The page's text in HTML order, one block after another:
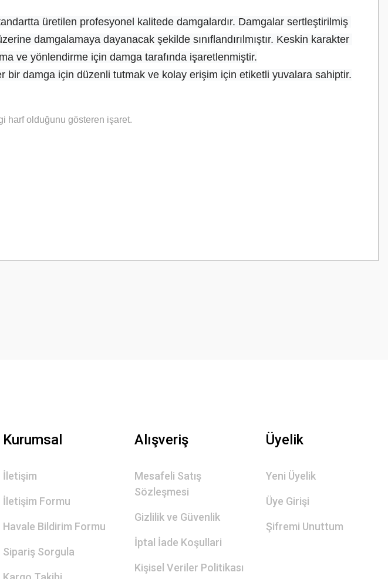
üretilen profesyonel kalitede damgalardır. Damgalar sertleştirilmiş
damgalamaya dayanacak şekilde sınıflandırılmıştır. Keskin karakter
ve yönlendirme için damga tarafında işaretlenmiştir.
bir damga için düzenli tutmak ve kolay erişim için etiketli yuvalara sahiptir.
harf olduğunu gösteren işaret.
Kurumsal
İletişim
İletişim Formu
Havale Bildirim Formu
Sipariş Sorgula
Alışveriş
Mesafeli Satış
Sözleşmesi
Gizlilik ve Güvenlik
İptal İade Koşullari
Kişisel Veriler Politikası
Üyelik
Yeni Üyelik
Üye Girişi
Şifremi Unuttum